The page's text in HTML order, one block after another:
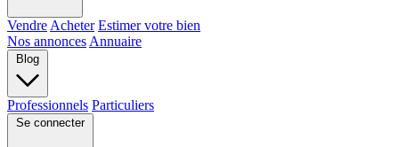
Vendre Acheter Estimer votre bien
Nos annonces Annuaire
Blog
Professionnels Particuliers
Se connecter